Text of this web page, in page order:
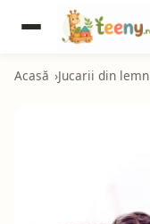
Acasă Jucarii din lemn